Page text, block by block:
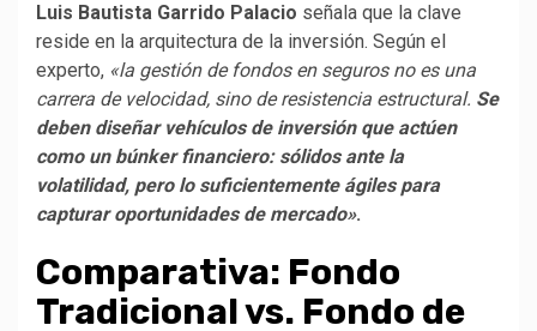
Luis Bautista Garrido Palacio señala que la clave
reside en la arquitectura de la inversión. Según el
experto, «la gestión de fondos en seguros no es una
carrera de velocidad, sino de resistencia estructural. Se
deben diseñar vehículos de inversión que actúen
como un búnker financiero: sólidos ante la
volatilidad, pero lo suficientemente ágiles para
capturar oportunidades de mercado».
Comparativa: Fondo
Tradicional vs. Fondo de